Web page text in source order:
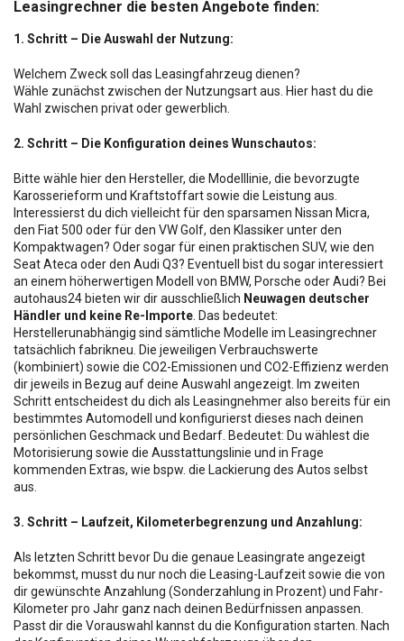
Leasingrechner die besten Angebote finden:
1. Schritt – Die Auswahl der Nutzung:
Welchem Zweck soll das Leasingfahrzeug dienen?
Wähle zunächst zwischen der Nutzungsart aus. Hier hast du die
Wahl zwischen privat oder gewerblich.
2. Schritt – Die Konfiguration deines Wunschautos:
Bitte wähle hier den Hersteller, die Modelllinie, die bevorzugte
Karosserieform und Kraftstoffart sowie die Leistung aus.
Interessierst du dich vielleicht für den sparsamen Nissan Micra,
den Fiat 500 oder für den VW Golf, den Klassiker unter den
Kompaktwagen? Oder sogar für einen praktischen SUV, wie den
Seat Ateca oder den Audi Q3? Eventuell bist du sogar interessiert
an einem höherwertigen Modell von BMW, Porsche oder Audi? Bei
autohaus24 bieten wir dir ausschließlich Neuwagen deutscher
Händler und keine Re-Importe . Das bedeutet:
Herstellerunabhängig sind sämtliche Modelle im Leasingrechner
tatsächlich fabrikneu. Die jeweiligen Verbrauchswerte
(kombiniert) sowie die CO2-Emissionen und CO2-Effizienz werden
dir jeweils in Bezug auf deine Auswahl angezeigt. Im zweiten
Schritt entscheidest du dich als Leasingnehmer also bereits für ein
bestimmtes Automodell und konfigurierst dieses nach deinen
persönlichen Geschmack und Bedarf. Bedeutet: Du wählest die
Motorisierung sowie die Ausstattungslinie und in Frage
kommenden Extras, wie bspw. die Lackierung des Autos selbst
aus.
3. Schritt – Laufzeit, Kilometerbegrenzung und Anzahlung:
Als letzten Schritt bevor Du die genaue Leasingrate angezeigt
bekommst, musst du nur noch die Leasing-Laufzeit sowie die von
dir gewünschte Anzahlung (Sonderzahlung in Prozent) und Fahr-
Kilometer pro Jahr ganz nach deinen Bedürfnissen anpassen.
Passt dir die Vorauswahl kannst du die Konfiguration starten. Nach